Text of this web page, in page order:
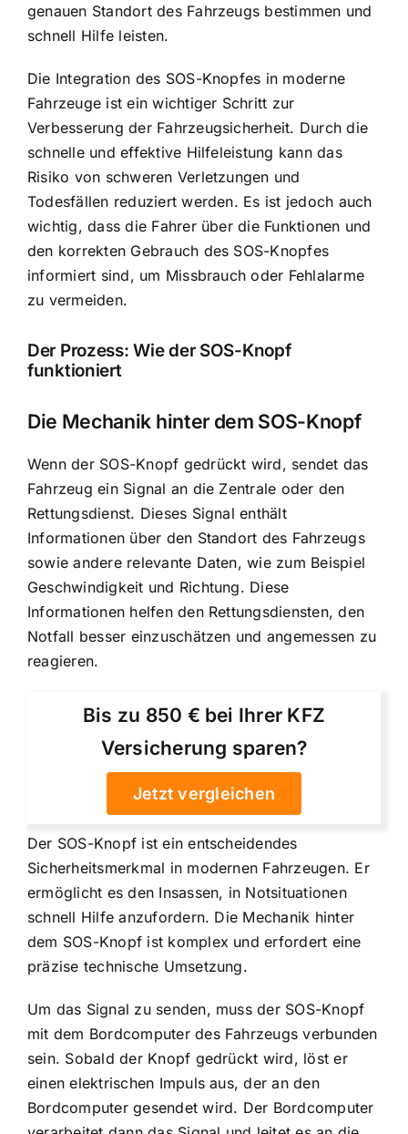
genauen Standort des Fahrzeugs bestimmen und
schnell Hilfe leisten.
Die Integration des SOS-Knopfes in moderne
Fahrzeuge ist ein wichtiger Schritt zur
Verbesserung der Fahrzeugsicherheit. Durch die
schnelle und effektive Hilfeleistung kann das
Risiko von schweren Verletzungen und
Todesfällen reduziert werden. Es ist jedoch auch
wichtig, dass die Fahrer über die Funktionen und
den korrekten Gebrauch des SOS-Knopfes
informiert sind, um Missbrauch oder Fehlalarme
zu vermeiden.
Der Prozess: Wie der SOS-Knopf
funktioniert
Die Mechanik hinter dem SOS-Knopf
Wenn der SOS-Knopf gedrückt wird, sendet das
Fahrzeug ein Signal an die Zentrale oder den
Rettungsdienst. Dieses Signal enthält
Informationen über den Standort des Fahrzeugs
sowie andere relevante Daten, wie zum Beispiel
Geschwindigkeit und Richtung. Diese
Informationen helfen den Rettungsdiensten, den
Notfall besser einzuschätzen und angemessen zu
reagieren.
Bis zu 850 € bei Ihrer KFZ
Versicherung sparen?
Jetzt vergleichen
Der SOS-Knopf ist ein entscheidendes
Sicherheitsmerkmal in modernen Fahrzeugen. Er
ermöglicht es den Insassen, in Notsituationen
schnell Hilfe anzufordern. Die Mechanik hinter
dem SOS-Knopf ist komplex und erfordert eine
präzise technische Umsetzung.
Um das Signal zu senden, muss der SOS-Knopf
mit dem Bordcomputer des Fahrzeugs verbunden
sein. Sobald der Knopf gedrückt wird, löst er
einen elektrischen Impuls aus, der an den
Bordcomputer gesendet wird. Der Bordcomputer